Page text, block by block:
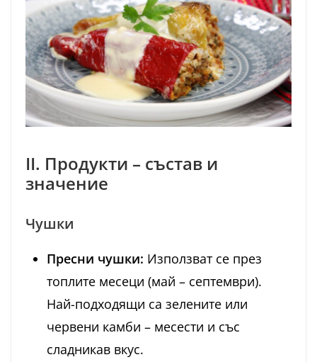
II. Продукти – състав и
значение
Чушки
Пресни чушки: Използват се през
топлите месеци (май – септември).
Най-подходящи са зелените или
червени камби – месести и със
сладникав вкус.